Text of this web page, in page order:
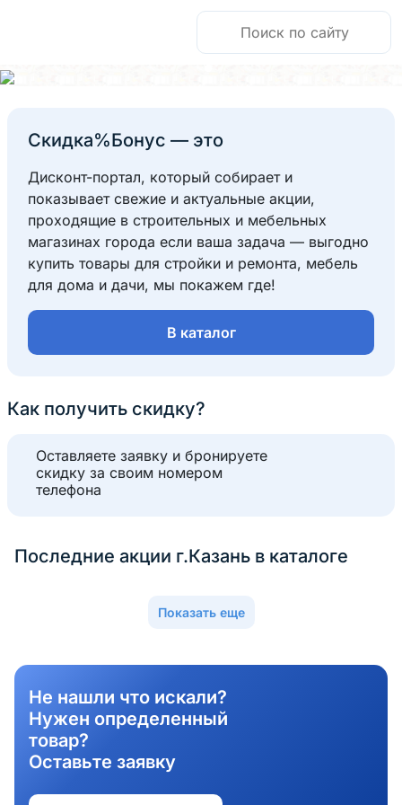
Скидка%Бонус — это
Дисконт-портал, который собирает и
показывает свежие и актуальные акции,
проходящие в строительных и мебельных
магазинах города если ваша задача — выгодно
купить товары для стройки и ремонта, мебель
для дома и дачи, мы покажем где!
В каталог
Как получить скидку?
Оставляете заявку и бронируете
скидку за своим номером
телефона
Последние акции г.Казань в каталоге
Показать еще
Не нашли что искали?
Нужен определенный
товар?
Оставьте заявку